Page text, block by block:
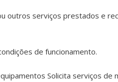
outros serviços prestados e
de funcionamento.
Solicita serviços de